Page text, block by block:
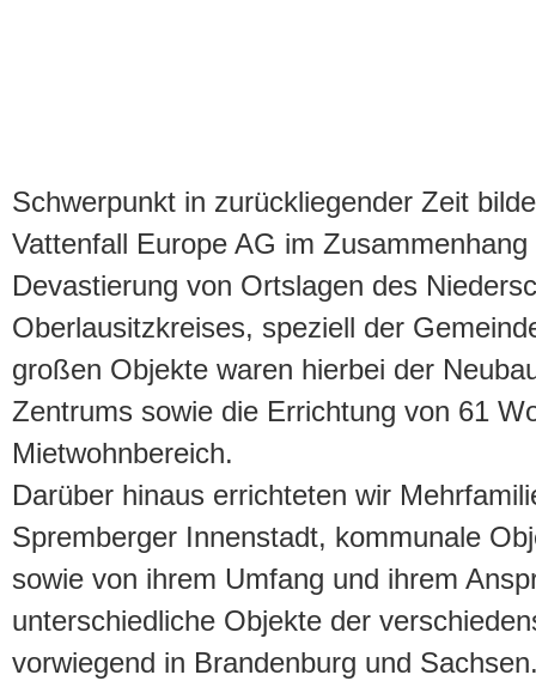
Schwerpunkt in zurückliegender Zeit
Vattenfall Europe AG im
Devastierung von Ortslagen des
Oberlausitzkreises, speziell der
großen Objekte waren hierbei der
Zentrums sowie die Errichtung von 61
Mietwohnbereich.
Darüber hinaus errichteten wir
Spremberger Innenstadt, kommunale
sowie von ihrem Umfang und ihrem
unterschiedliche Objekte der
vorwiegend in Brandenburg und